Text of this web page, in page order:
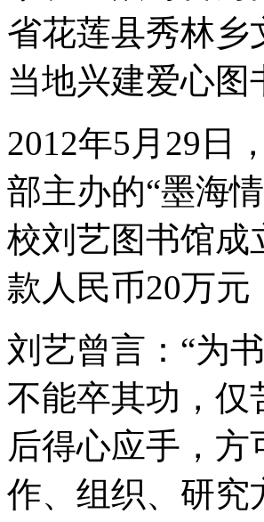
省花莲县秀林乡
当地兴建爱心图
2012年5月29日
部主办的“墨海
校刘艺图书馆成
款人民币20万
刘艺曾言：“为
不能卒其功，仅
后得心应手，
作、组织、研究